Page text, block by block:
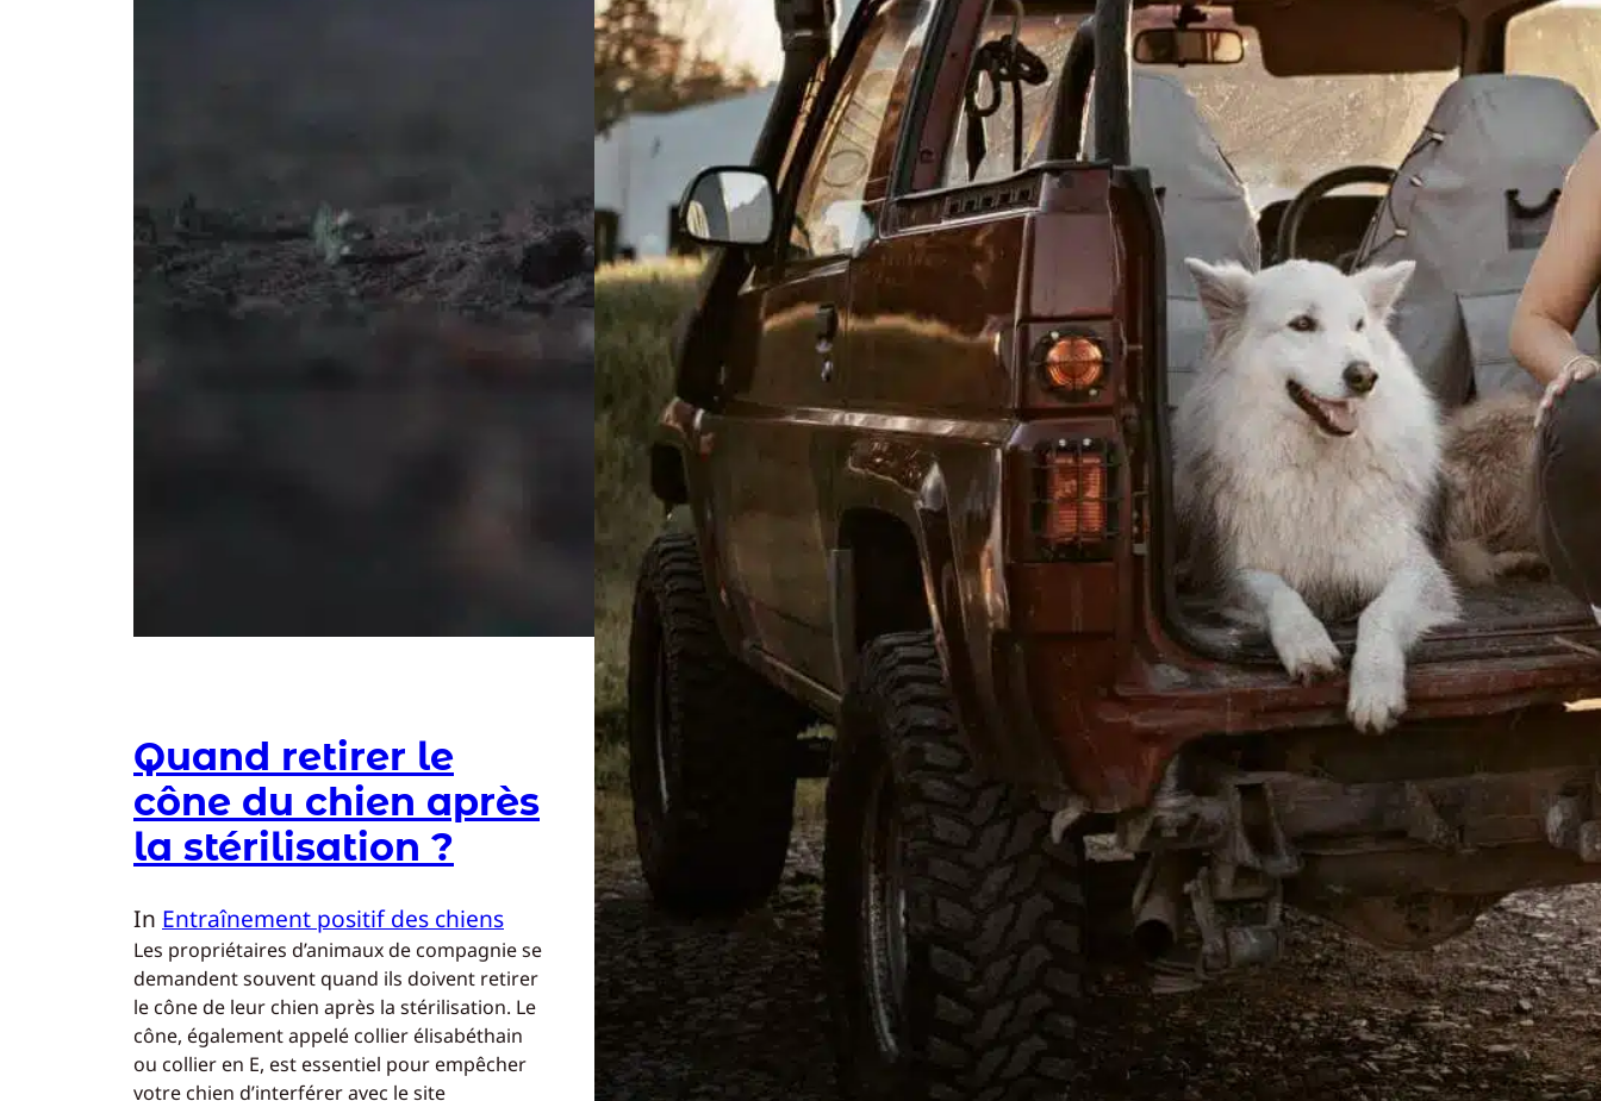
Quand retirer le
cône du chien après
la stérilisation ?
In Entraînement positif des chiens
Les propriétaires d’animaux de compagnie se
demandent souvent quand ils doivent retirer
le cône de leur chien après la stérilisation. Le
cône, également appelé collier élisabéthain
ou collier en E, est essentiel pour empêcher
votre chien d’interférer avec le site